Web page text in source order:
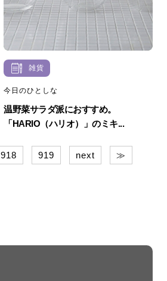
雑貨
今日のひとしな
温野菜サラダ派におすすめ。
「HARIO（ハリオ）」のミキ...
918 919 next ≫